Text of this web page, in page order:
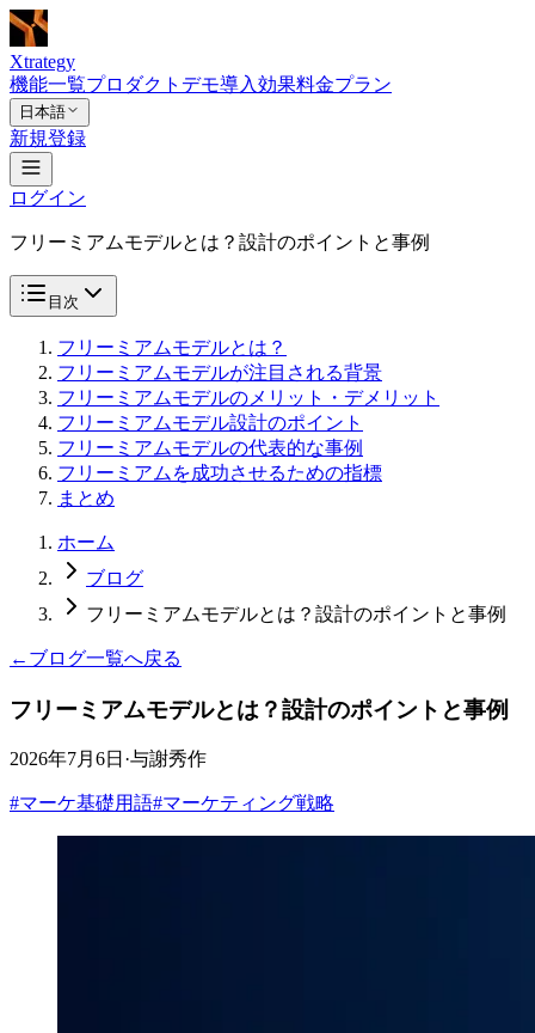
Xtrategy
機能一覧プロダクトデモ導入効果料金プラン
日本語
新規登録
ログイン
フリーミアムモデルとは？設計のポイントと事例
目次
フリーミアムモデルとは？
フリーミアムモデルが注目される背景
フリーミアムモデルのメリット・デメリット
フリーミアムモデル設計のポイント
フリーミアムモデルの代表的な事例
フリーミアムを成功させるための指標
まとめ
ホーム
ブログ
フリーミアムモデルとは？設計のポイントと事例
← ブログ一覧へ戻る
フリーミアムモデルとは？設計のポイントと事例
2026年7月6日 ·与謝秀作
#マーケ基礎用語#マーケティング戦略